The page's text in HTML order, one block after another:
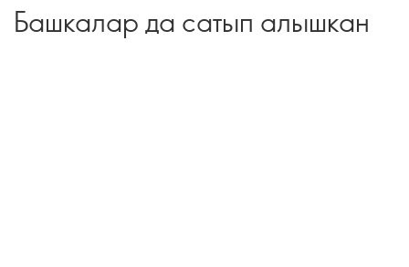
Башкалар да сатып алышкан